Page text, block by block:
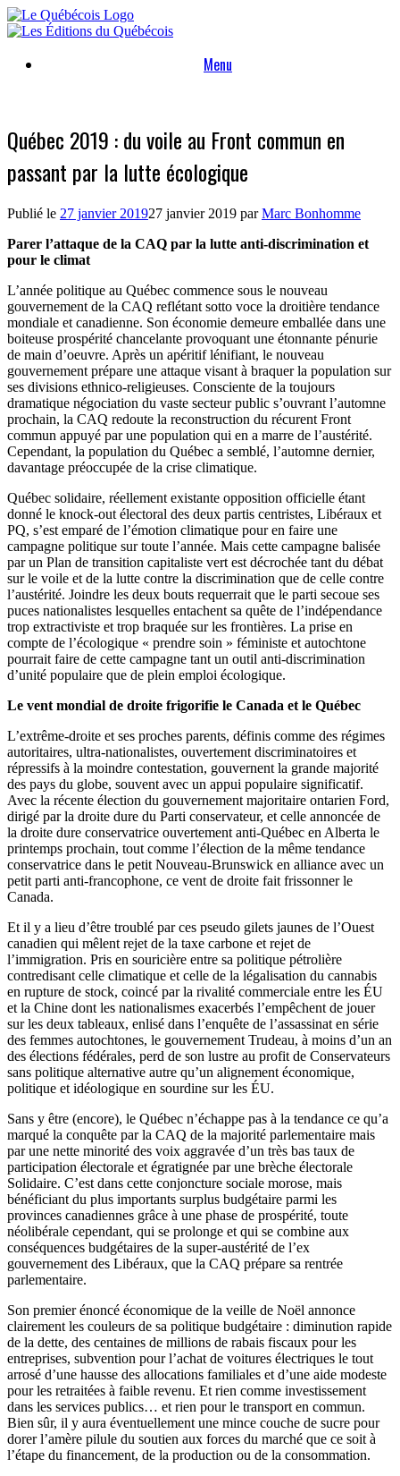
Skip
to
Menu
Québec 2019 : du voile au Front commun en
passant par la lutte écologique
Publié le 27 janvier 201927 janvier 2019 parMarc Bonhomme
Parer l’attaque de la CAQ par la lutte anti-discrimination et
pour le climat
L’année politique au Québec commence sous le nouveau
gouvernement de la CAQ reflétant sotto voce la droitière tendance
mondiale et canadienne. Son économie demeure emballée dans une
boiteuse prospérité chancelante provoquant une étonnante pénurie
de main d’oeuvre. Après un apéritif lénifiant, le nouveau
gouvernement prépare une attaque visant à braquer la population sur
ses divisions ethnico-religieuses. Consciente de la toujours
dramatique négociation du vaste secteur public s’ouvrant l’automne
prochain, la CAQ redoute la reconstruction du récurent Front
commun appuyé par une population qui en a marre de l’austérité.
Cependant, la population du Québec a semblé, l’automne dernier,
davantage préoccupée de la crise climatique.
Québec solidaire, réellement existante opposition officielle étant
donné le knock-out électoral des deux partis centristes, Libéraux et
PQ, s’est emparé de l’émotion climatique pour en faire une
campagne politique sur toute l’année. Mais cette campagne balisée
par un Plan de transition capitaliste vert est décrochée tant du débat
sur le voile et de la lutte contre la discrimination que de celle contre
l’austérité. Joindre les deux bouts requerrait que le parti secoue ses
puces nationalistes lesquelles entachent sa quête de l’indépendance
trop extractiviste et trop braquée sur les frontières. La prise en
compte de l’écologique « prendre soin » féministe et autochtone
pourrait faire de cette campagne tant un outil anti-discrimination
d’unité populaire que de plein emploi écologique.
Le vent mondial de droite frigorifie le Canada et le Québec
L’extrême-droite et ses proches parents, définis comme des régimes
autoritaires, ultra-nationalistes, ouvertement discriminatoires et
répressifs à la moindre contestation, gouvernent la grande majorité
des pays du globe, souvent avec un appui populaire significatif.
Avec la récente élection du gouvernement majoritaire ontarien Ford,
dirigé par la droite dure du Parti conservateur, et celle annoncée de
la droite dure conservatrice ouvertement anti-Québec en Alberta le
printemps prochain, tout comme l’élection de la même tendance
conservatrice dans le petit Nouveau-Brunswick en alliance avec un
petit parti anti-francophone, ce vent de droite fait frissonner le
Canada.
Et il y a lieu d’être troublé par ces pseudo gilets jaunes de l’Ouest
canadien qui mêlent rejet de la taxe carbone et rejet de
l’immigration. Pris en souricière entre sa politique pétrolière
contredisant celle climatique et celle de la légalisation du cannabis
en rupture de stock, coincé par la rivalité commerciale entre les ÉU
et la Chine dont les nationalismes exacerbés l’empêchent de jouer
sur les deux tableaux, enlisé dans l’enquête de l’assassinat en série
des femmes autochtones, le gouvernement Trudeau, à moins d’un an
des élections fédérales, perd de son lustre au profit de Conservateurs
sans politique alternative autre qu’un alignement économique,
politique et idéologique en sourdine sur les ÉU.
Sans y être (encore), le Québec n’échappe pas à la tendance ce qu’a
marqué la conquête par la CAQ de la majorité parlementaire mais
par une nette minorité des voix aggravée d’un très bas taux de
participation électorale et égratignée par une brèche électorale
Solidaire. C’est dans cette conjoncture sociale morose, mais
bénéficiant du plus importants surplus budgétaire parmi les
provinces canadiennes grâce à une phase de prospérité, toute
néolibérale cependant, qui se prolonge et qui se combine aux
conséquences budgétaires de la super-austérité de l’ex
gouvernement des Libéraux, que la CAQ prépare sa rentrée
parlementaire.
Son premier énoncé économique de la veille de Noël annonce
clairement les couleurs de sa politique budgétaire : diminution rapide
de la dette, des centaines de millions de rabais fiscaux pour les
entreprises, subvention pour l’achat de voitures électriques le tout
arrosé d’une hausse des allocations familiales et d’une aide modeste
pour les retraitées à faible revenu. Et rien comme investissement
dans les services publics… et rien pour le transport en commun.
Bien sûr, il y aura éventuellement une mince couche de sucre pour
dorer l’amère pilule du soutien aux forces du marché que ce soit à
l’étape du financement, de la production ou de la consommation.